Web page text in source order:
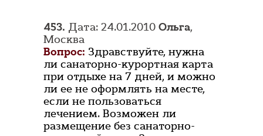
453. Дата: 24.01.2010 Ольга,
Москва
Вопрос: Здравствуйте, нужна
ли санаторно-курортная карта
при отдыхе на 7 дней, и можно
ли ее не оформлять на месте,
если не пользоваться
лечением. Возможен ли
размещение без санаторно-